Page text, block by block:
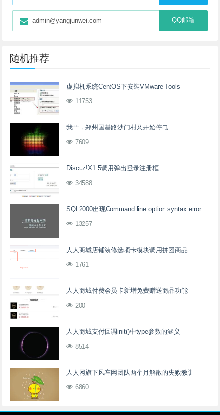
admin@yangjunwei.com QQ邮箱
随机推荐
虚拟机系统CentOS下安裝VMware Tools
11753
我艹，郑州国基路沙门村又开始停电
7609
Discuz!X1.5调用弹出登录注册框
34588
SQL2000出现Command line option syntax error
13257
人人商城店铺装修选项卡模块调用拼团商品
1761
人人商城付费会员卡新增免费赠送商品功能
200
人人商城支付回调init()中type参数的涵义
8514
人人网旗下风车网团队两个月解散的失败教训
6860